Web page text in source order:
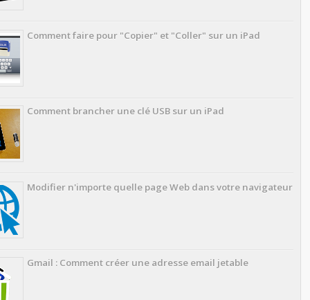
Comment faire pour "Copier" et "Coller" sur un iPad
Comment brancher une clé USB sur un iPad
Modifier n'importe quelle page Web dans votre navigateur
Gmail : Comment créer une adresse email jetable